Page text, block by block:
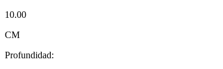
10.00
CM
Profundidad: